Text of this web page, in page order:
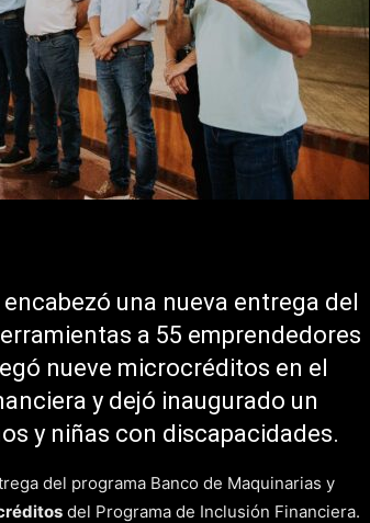
una nueva entrega del
a 55 emprendedores
nueve microcréditos en el
y dejó inaugurado un
y niñas con discapacidades.
del programa Banco de Maquinarias y
del Programa de Inclusión Financiera.